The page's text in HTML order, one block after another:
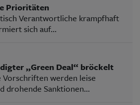
Prioritäten
Verantwortliche krampfhaft
sich auf...
„Green Deal“ bröckelt
werden leise
drohende Sanktionen...